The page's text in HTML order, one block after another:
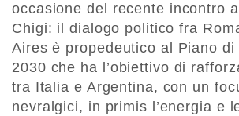
occasione del recente incontro
Chigi: il dialogo politico fra
Aires è propedeutico al Piano di
2030 che ha l’obiettivo di
tra Italia e Argentina, con un
nevralgici, in primis l’energia e